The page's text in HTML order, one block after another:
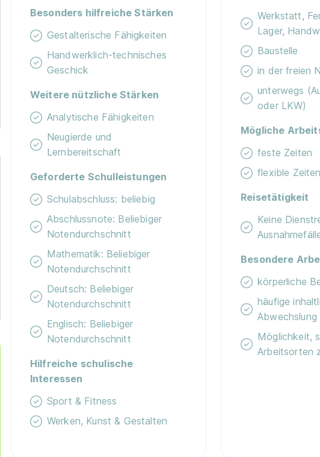
Besonders hilfreiche Stärken
Gestalterische Fähigkeiten
Handwerklich-technisches
Geschick
Weitere nützliche Stärken
Analytische Fähigkeiten
Neugierde und
Lernbereitschaft
Geforderte Schulleistungen
Schulabschluss: beliebig
Abschlussnote: Beliebiger
Notendurchschnitt
Mathematik: Beliebiger
Notendurchschnitt
Deutsch: Beliebiger
Notendurchschnitt
Englisch: Beliebiger
Notendurchschnitt
Hilfreiche schulische
Interessen
Sport & Fitness
Werken, Kunst & Gestalten
Werkstatt,
Lager,
Baustelle
in der freien
unterwegs
oder LKW)
Mögliche
feste Zeiten
flexible
Reisetätigkeit
Keine
Besondere
körperliche
häufige
Abwechslung
Möglichkeit,
Arbeitsorten